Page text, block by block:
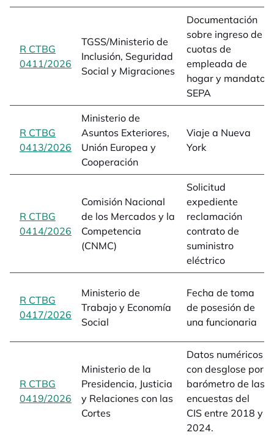
R CTBG
0411/2026 opens in a new tab
TGSS/Ministerio de
Inclusión, Seguridad
Social y Migraciones
Documentación
sobre ingreso de
cuotas de
empleada de
hogar y mandato
SEPA
R CTBG
0413/2026 opens in a new tab
Ministerio de
Asuntos Exteriores,
Unión Europea y
Cooperación
Viaje a Nueva
York
R CTBG
0414/2026 opens in a new tab
Comisión Nacional
de los Mercados y la
Competencia
(CNMC)
Solicitud
expediente
reclamación
contrato de
suministro
eléctrico
R CTBG
0417/2026 opens in a new tab
Ministerio de
Trabajo y Economía
Social
Fecha de toma
de posesión de
una funcionaria
R CTBG
0419/2026 opens in a new tab
Ministerio de la
Presidencia, Justicia
y Relaciones con las
Cortes
Datos numéricos
con desglose por
barómetro de las
encuestas del
CIS entre 2018 y
2024.